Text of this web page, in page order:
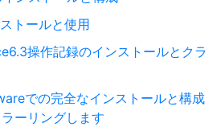
トールと使用
操作記録のインストールとクラ
での完全なインストールと構成
ーリングします